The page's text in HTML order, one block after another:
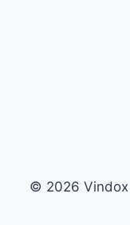
© 2026 Vindox